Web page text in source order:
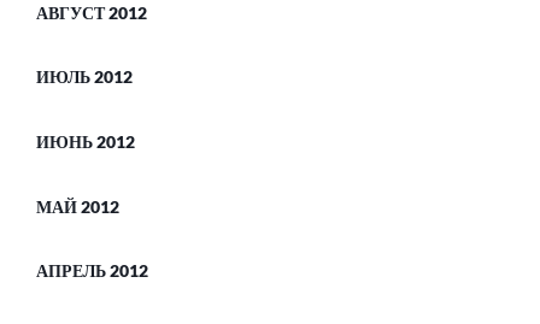
АВГУСТ 2012
ИЮЛЬ 2012
ИЮНЬ 2012
МАЙ 2012
АПРЕЛЬ 2012